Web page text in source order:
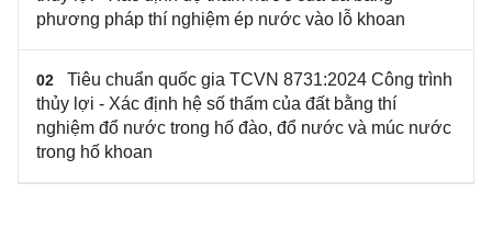
phương pháp thí nghiệm ép nước vào lỗ khoan
02
Tiêu chuẩn quốc gia TCVN 8731:2024 Công trình
thủy lợi - Xác định hệ số thấm của đất bằng thí
nghiệm đổ nước trong hố đào, đổ nước và múc nước
trong hố khoan